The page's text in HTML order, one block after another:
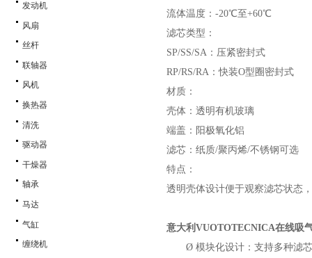
发动机
风扇
丝杆
联轴器
风机
换热器
清洗
驱动器
干燥器
轴承
马达
气缸
缠绕机
流体温度： -20℃至+60℃
滤芯类型：
SP/SS/SA：压紧密封式
RP/RS/RA：快装O型圈密封式
材质：
壳体：透明有机玻璃
端盖：阳极氧化铝
滤芯：纸质/聚丙烯/不锈钢可选
特点：
透明壳体设计便于观察滤芯状态
意大利 VUOTOTECNICA在线吸
Ø 模块化设计：支持多种滤